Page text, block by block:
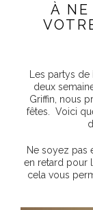
À NE
Les partys
deux
Griffin, nous
fêtes. Voici
Ne soyez pas
en retard pour
cela vous